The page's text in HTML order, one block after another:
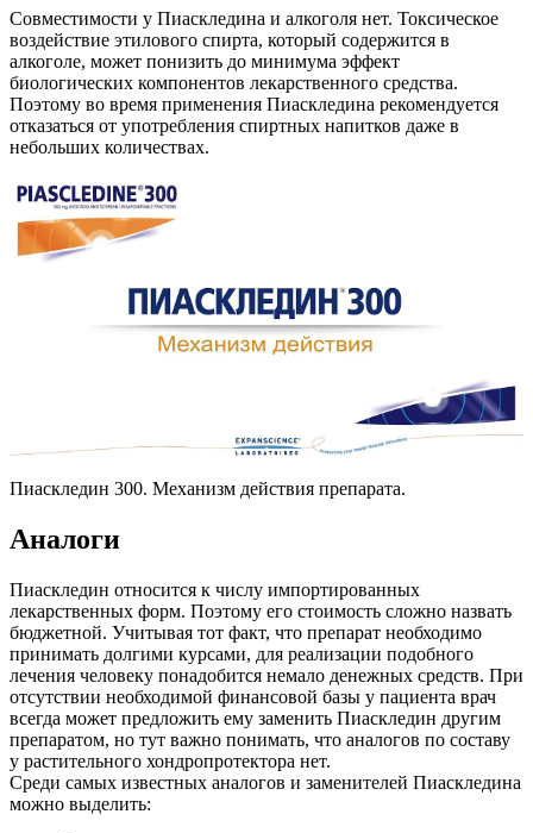
Совместимости у Пиаскледина и алкоголя нет. Токсическое
воздействие этилового спирта, который содержится в
алкоголе, может понизить до минимума эффект
биологических компонентов лекарственного средства.
Поэтому во время применения Пиаскледина рекомендуется
отказаться от употребления спиртных напитков даже в
небольших количествах.
Пиаскледин 300. Механизм действия препарата.
Аналоги
Пиаскледин относится к числу импортированных
лекарственных форм. Поэтому его стоимость сложно назвать
бюджетной. Учитывая тот факт, что препарат необходимо
принимать долгими курсами, для реализации подобного
лечения человеку понадобится немало денежных средств. При
отсутствии необходимой финансовой базы у пациента врач
всегда может предложить ему заменить Пиаскледин другим
препаратом, но тут важно понимать, что аналогов по составу
у растительного хондропротектора нет.
Среди самых известных аналогов и заменителей Пиаскледина
можно выделить: